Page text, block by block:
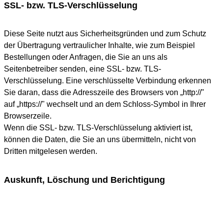
SSL- bzw. TLS-Verschlüsselung
Diese Seite nutzt aus Sicherheitsgründen und zum Schutz
der Übertragung vertraulicher Inhalte, wie zum Beispiel
Bestellungen oder Anfragen, die Sie an uns als
Seitenbetreiber senden, eine SSL- bzw. TLS-
Verschlüsselung. Eine verschlüsselte Verbindung erkennen
Sie daran, dass die Adresszeile des Browsers von „http://"
auf „https://" wechselt und an dem Schloss-Symbol in Ihrer
Browserzeile.
Wenn die SSL- bzw. TLS-Verschlüsselung aktiviert ist,
können die Daten, die Sie an uns übermitteln, nicht von
Dritten mitgelesen werden.
Auskunft, Löschung und Berichtigung